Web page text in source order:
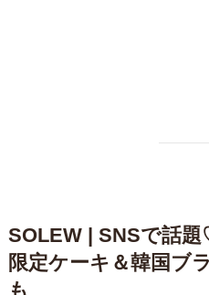
SOLEW | SNSで話
限定ケーキ＆韓国ブ